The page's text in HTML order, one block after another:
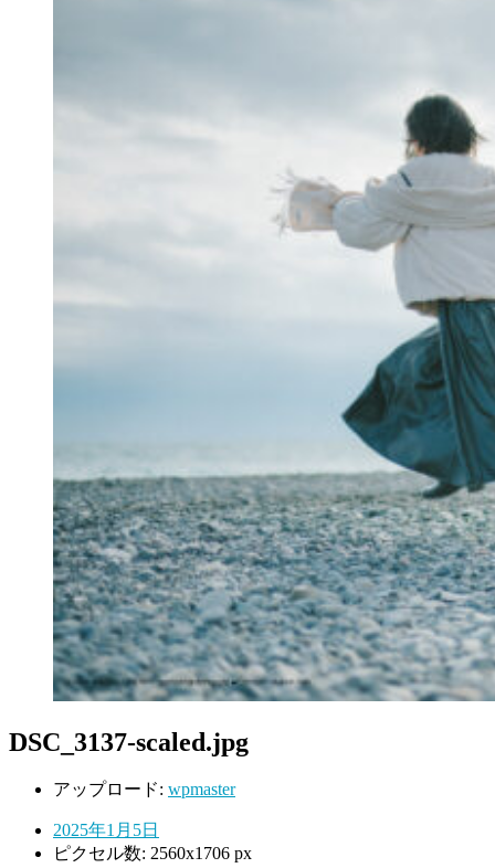
DSC_3137-scaled.jpg
アップロード: wpmaster
2025年1月5日
ピクセル数: 2560x1706 px